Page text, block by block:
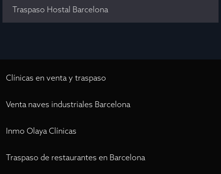
Traspaso Hostal Barcelona
Clínicas en venta y traspaso
Venta naves industriales Barcelona
Inmo Olaya Clínicas
Traspaso de restaurantes en Barcelona